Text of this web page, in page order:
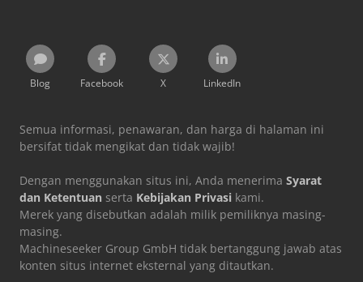
Blog Facebook X LinkedIn
Semua informasi, penawaran, dan harga di halaman ini
bersifat tidak mengikat dan tidak wajib!
Dengan menggunakan situs ini, Anda menerima Syarat
dan Ketentuan serta Kebijakan Privasi kami.
Merek yang disebutkan adalah milik pemiliknya masing-
masing.
Machineseeker Group GmbH tidak bertanggung jawab atas
konten situs internet eksternal yang ditautkan.